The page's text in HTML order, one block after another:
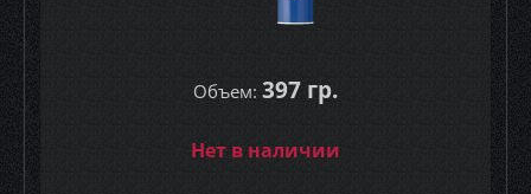
Объем: 397 гр.
Нет в наличии